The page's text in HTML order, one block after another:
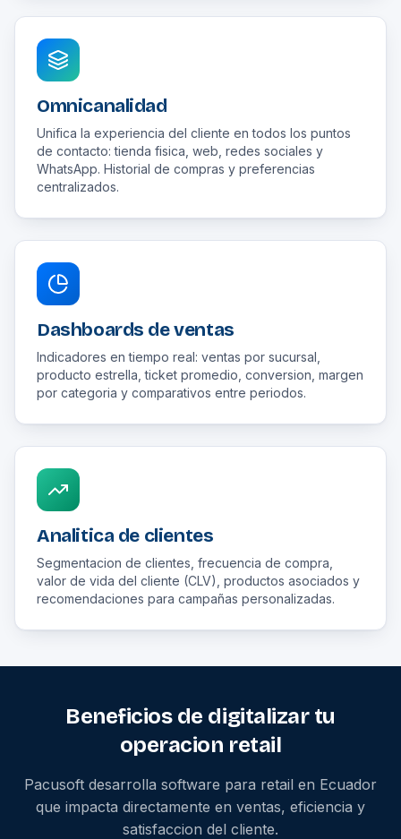
Omnicanalidad
Unifica la experiencia del cliente en todos los puntos
de contacto: tienda fisica, web, redes sociales y
WhatsApp. Historial de compras y preferencias
centralizados.
Dashboards de ventas
Indicadores en tiempo real: ventas por sucursal,
producto estrella, ticket promedio, conversion, margen
por categoria y comparativos entre periodos.
Analitica de clientes
Segmentacion de clientes, frecuencia de compra,
valor de vida del cliente (CLV), productos asociados y
recomendaciones para campañas personalizadas.
Beneficios de digitalizar tu
operacion retail
Pacusoft desarrolla software para retail en Ecuador
que impacta directamente en ventas, eficiencia y
satisfaccion del cliente.